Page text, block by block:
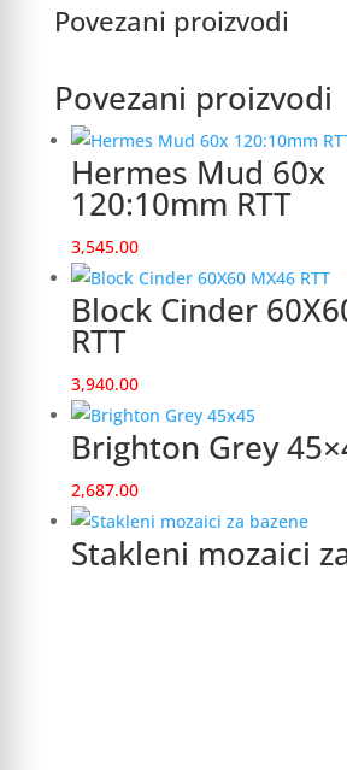
Povezani proizvodi
Povezani proizvodi
Hermes Mud 60x
120:10mm RTT
3,545.00
Block Cinder
RTT
3,940.00
Brighton Grey
2,687.00
Stakleni mozaici